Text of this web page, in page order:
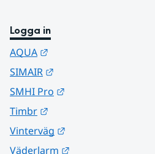
Logga in
AQUA
SIMAIR
SMHI Pro
Timbr
Vinterväg
Väderlarm